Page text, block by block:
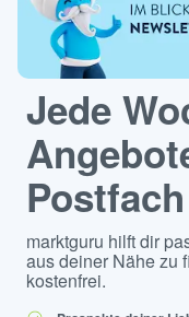
Jede
Postfach
marktguru hilft dir
aus deiner Nähe zu
kostenfrei.